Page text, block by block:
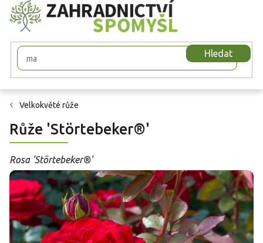
Přejít
na
obsah
Hledat
Velkokvěté růže
Růže 'Störtebeker®'
Rosa 'Störtebeker®'